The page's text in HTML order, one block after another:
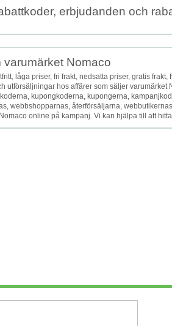
erbjudanden och
varumärket Nomaco
låga priser, fri frakt, nedsatta priser, gratis
utförsäljningar hos affärer som säljer
kupongkoderna, kupongerna,
webbshopparnas, återförsäljarna,
online på kampanj. Vi kan hjälpa till att